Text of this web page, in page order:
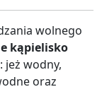
wolnego
kąpielisko
jeż wodny,
oraz